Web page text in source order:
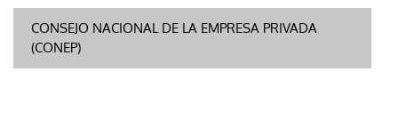
CONSEJO NACIONAL DE LA EMPRESA PRIVADA
(CONEP)